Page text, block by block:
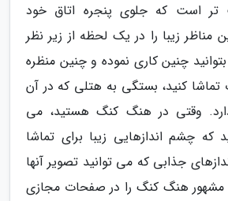
تر است که جلوی پنجره اتاق خود
مناظر زیبا را در یک لحظه از زیر نظر
بتوانید چنین کاری نموده و چنین منظره
تماشا کنید، بستگی به هتلی که در آن
وقتی در هنگ کنگ هستید، می
که چشم اندازهایی زیبا برای تماشا
جذابی که می توانید تصویر آنها
مشهور هنگ کنگ را در صفحات مجازی